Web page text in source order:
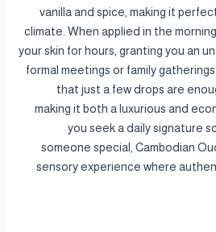
vanilla and spice, making it
climate. When applied in the
your skin for hours, granting you an
formal meetings or family
that just a few drops are
making it both a luxurious and
you seek a daily signature
someone special, Cambodian
sensory experience where